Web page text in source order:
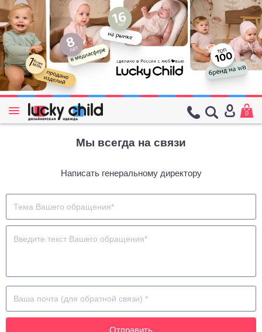
0
Мы всегда на связи
Написать генеральному директору
Отправить